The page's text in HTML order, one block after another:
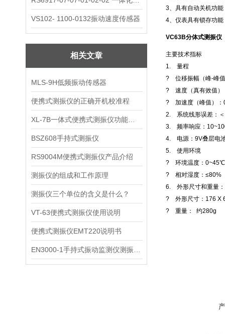
VS102- 1100-0132振动速度传感器
相关文章
MLS-9H低频振动传感器
便携式测振仪的正确开机校准程
BSZ608手持式测振仪
RS9004M便携式测振仪产品介绍
测振仪的组成和工作原理
测振仪三个单位的含义是什么？
VT-63便携式测振仪使用说明
便携式测振仪EMT220说明书
3、具有自动关机功
4、仪表具有锁存功
VC63B分体式测振仪
主要技术指标
1. 量程
? 位移振幅（峰-峰
? 速度（真有效值）
? 加速度（峰值）：
2. 系统线形误差：
3. 频率响应：
4. 电源：9V叠层电
5. 使用环境
? 环境温度：0~45℃
? 相对湿度：≤80%
6. 外形尺寸和重量：
? 外形尺寸：176 X
? 重量： 约280g